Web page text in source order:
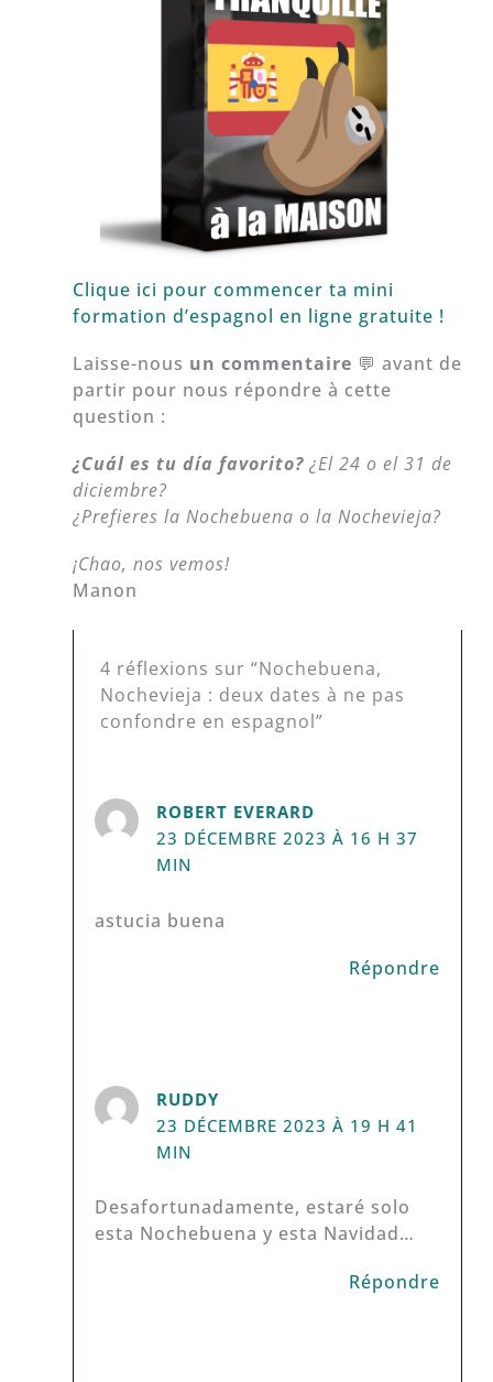
Clique ici pour commencer ta mini
formation d’espagnol en ligne gratuite !
Laisse-nous un commentaire 💬 avant de
partir pour nous répondre à cette
question :
¿Cuál es tu día favorito?¿El 24 o el 31 de
diciembre?
¿Prefieres la Nochebuena o la Nochevieja?
¡Chao, nos vemos!
Manon
4 réflexions sur “Nochebuena,
Nochevieja : deux dates à ne pas
confondre en espagnol”
ROBERT EVERARD
23 DÉCEMBRE 2023 À 16 H 37
MIN
astucia buena
Répondre
RUDDY
23 DÉCEMBRE 2023 À 19 H 41
MIN
Desafortunadamente, estaré solo
esta Nochebuena y esta Navidad…
Répondre